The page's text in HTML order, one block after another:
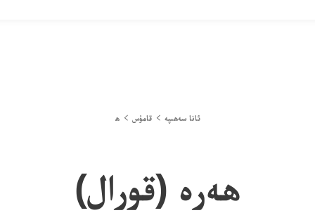
ئانا سەھىپە قامۇس ھ
ھەرە (قورال)